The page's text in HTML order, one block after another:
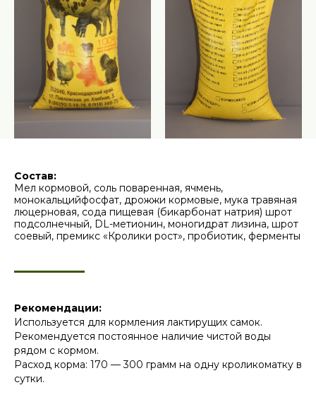
Состав:
Мел кормовой, соль поваренная, ячмень,
монокальцийфосфат, дрожжи кормовые, мука травяная
люцерновая, сода пищевая (бикарбонат натрия) шрот
подсолнечный, DL-метионин, моногидрат лизина, шрот
соевый, премикс «Кролики рост», пробиотик, ферменты
Рекомендации:
Используется для кормления лактирущих самок.
Рекомендуется постоянное наличие чистой воды
рядом с кормом.
Расход корма: 170 — 300 грамм на одну кроликоматку в
сутки.